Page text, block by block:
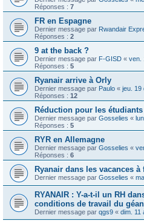
Réponses : 7
FR en Espagne
Dernier message par Rwandair
Réponses : 2
9 at the back ?
Dernier message par F-GISD « ven.
Réponses : 5
Ryanair arrive à Orly
Dernier message par Paulo « jeu. 19
Réponses : 12
Réduction pour les
Dernier message par Gosselies «
Réponses : 5
RYR en Allemagne
Dernier message par Gosselies «
Réponses : 6
Ryanair dans les vacances à
Dernier message par Gosselies «
RYANAIR : Y-a-t-il un RH
conditions de travail du
Dernier message par qgs9 « dim. 11